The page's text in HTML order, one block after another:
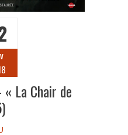
La Chair de